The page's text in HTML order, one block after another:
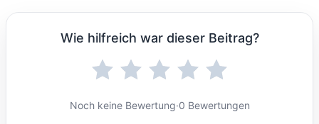
Wie hilfreich war dieser Beitrag?
Noch keine Bewertung·0 Bewertungen